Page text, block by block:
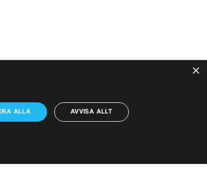
PTK på LinkedIn
×
ALLA AVVISA ALLT